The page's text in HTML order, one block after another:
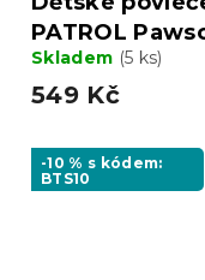
PATROL
Skladem (5 ks)
549 Kč
-10 % s kódem:
BTS10